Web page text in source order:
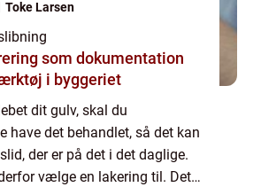
Toke Larsen
som dokumentation
i byggeriet
dit gulv, skal du
have det behandlet, så det kan
der er på det i det daglige.
vælge en lakering til. Det